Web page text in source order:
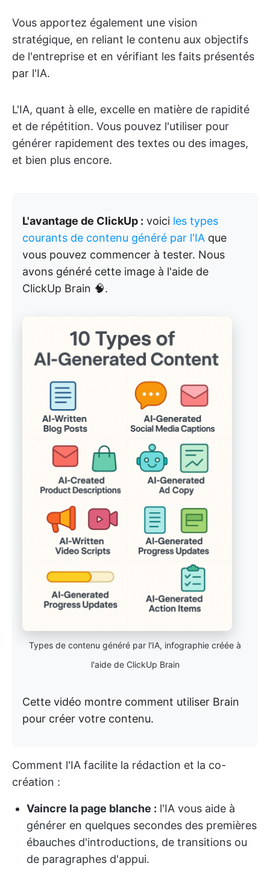
Vous apportez également une vision
stratégique, en reliant le contenu aux objectifs
de l'entreprise et en vérifiant les faits présentés
par l'IA.
L'IA, quant à elle, excelle en matière de rapidité
et de répétition. Vous pouvez l'utiliser pour
générer rapidement des textes ou des images,
et bien plus encore.
L'avantage de ClickUp : voici les types
courants de contenu généré par l'IA que
vous pouvez commencer à tester. Nous
avons généré cette image à l'aide de
ClickUp Brain 🧠.
Types de contenu généré par l'IA, infographie créée à
l'aide de ClickUp Brain
Cette vidéo montre comment utiliser Brain
pour créer votre contenu.
Comment l'IA facilite la rédaction et la co-
création :
Vaincre la page blanche : l'IA vous aide à
générer en quelques secondes des premières
ébauches d'introductions, de transitions ou
de paragraphes d'appui.